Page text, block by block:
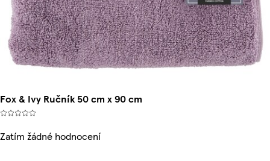
Fox & Ivy Ručník 50 cm x 90 cm
Zatím žádné hodnocení